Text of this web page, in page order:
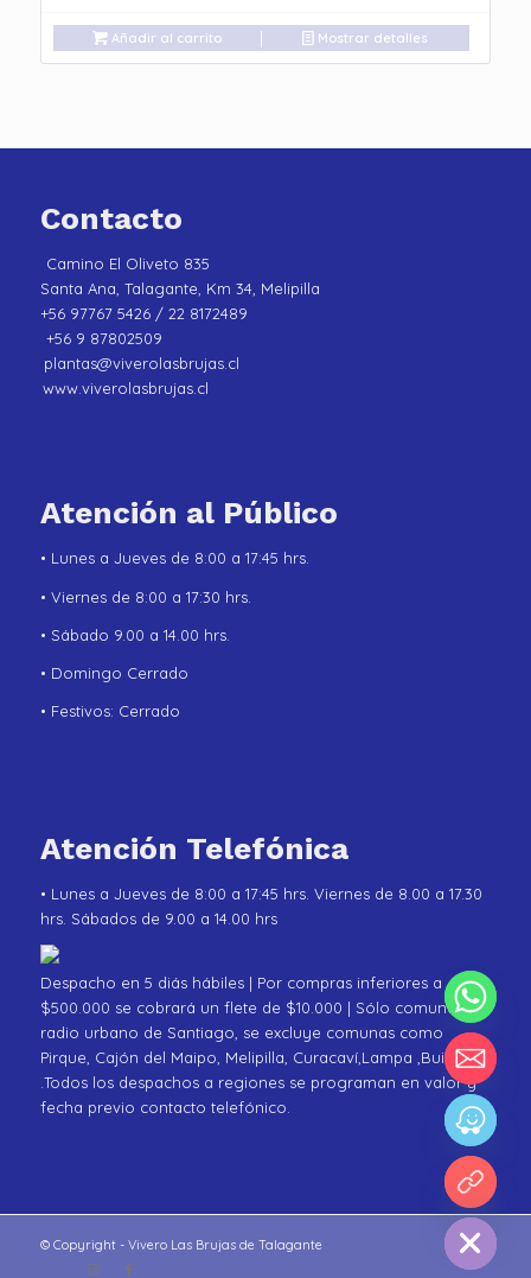
original
era:
actual
es:
Añadir al carrito Mostrar detalles
Contacto
Camino El Oliveto 835
Santa Ana, Talagante, Km 34, Melipilla
+56 97767 5426 / 22 8172489
+56 9 87802509
plantas@viverolasbrujas.cl
www.viverolasbrujas.cl
Atención al Público
• Lunes a Jueves de 8:00 a 17:45 hrs.
• Viernes de 8:00 a 17:30 hrs.
• Sábado 9.00 a 14.00 hrs.
• Domingo Cerrado
• Festivos: Cerrado
Atención Telefónica
• Lunes a Jueves de 8:00 a 17:45 hrs. Viernes de 8.00 a 17.30
hrs. Sábados de 9.00 a 14.00 hrs
Despacho en 5 diás hábiles | Por compras inferiores a
$500.000 se cobrará un flete de $10.000 | Sólo comunas de
radio urbano de Santiago, se excluye comunas como
Pirque, Cajón del Maipo, Melipilla, Curacaví,Lampa ,Buin
.Todos los despachos a regiones se programan en valor y
fecha previo contacto telefónico.
© Copyright - Vivero Las Brujas de Talagante
Hide
chaty